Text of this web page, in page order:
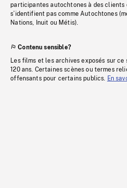
participantes autochtones à des clients
s’identifient pas comme Autochtones
Nations, Inuit ou Métis).
Contenu sensible?
Les films et les archives exposés sur
120 ans. Certaines scènes ou termes
offensants pour certains publics. En